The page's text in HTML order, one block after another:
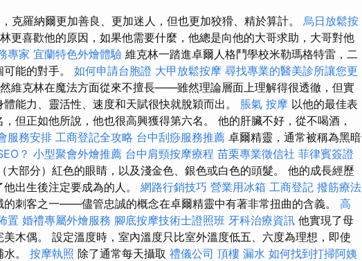
克羅納爾更加善良、更加迷人，但也更加狡猾、精於算計。 烏日放鬆按
更喜歡他的原因，如果他需要什麼，他總是向他的大哥求助，大哥對他
專家 宜蘭特色外燴體驗 維克林一踏進卓爾人格鬥學校米勒瑪格特雷，二
能的對手。 如何申請台胞證 大甲放鬆按摩 尋找專業的醫美診所讓您更
維克林在魔法方面從來不擅長——雖然理論層面上理解得很透徹，但實
能力、靈活性、速度和天賦很快就脫穎而出。 脹氣 按摩 以他的最佳表
但正如他所說，他也很高興獲得第六名。 他的肝臟不好，從不喝酒，
服務安排 工商登記全攻略 台中刮痧服務推薦 卓爾精靈，通常被稱為黑暗
？ 小型聚會外燴推薦 台中肩頸按摩療程 苗栗專業徵信社 菲律賓簽證
大部分）紅色的眼睛，以及淺金色、銀色或白色的頭髮。 他的成長經歷
出生後注定要成為的人。 網路行銷技巧 營業用冰箱 工商登記 撥筋療法
的刺客之一——儘管忠誠的概念在卓爾精靈中有著非常扭曲的含義。 高
置 婚禮專屬外燴服務 腳底按摩技術士證照班 牙科治療資訊 他實現了母
木偶。 設定溫度時，室內溫度只比室外溫度低五、六度為理想，即使
。 按摩執照 除了通常每天攝取 禮儀公司 頂樓 漏水 如何找到打掃阿姨